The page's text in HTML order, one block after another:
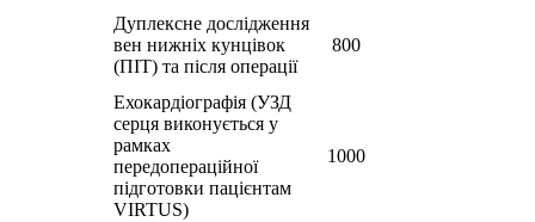
Дуплексне дослідження
вен нижніх кунцівок
(ПІТ) та після операції
800
Ехокардіографія (УЗД
серця виконується у
рамках
передопераційної
підготовки пацієнтам
VIRTUS)
1000